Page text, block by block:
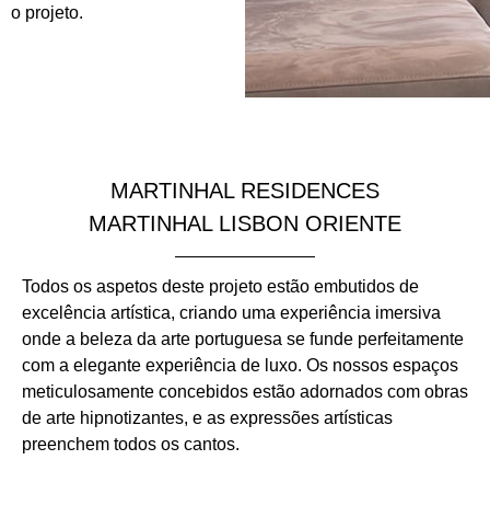
o projeto.
MARTINHAL RESIDENCES
MARTINHAL LISBON ORIENTE
Todos os aspetos deste projeto estão embutidos de
excelência artística, criando uma experiência imersiva
onde a beleza da arte portuguesa se funde perfeitamente
com a elegante experiência de luxo. Os nossos espaços
meticulosamente concebidos estão adornados com obras
de arte hipnotizantes, e as expressões artísticas
preenchem todos os cantos.